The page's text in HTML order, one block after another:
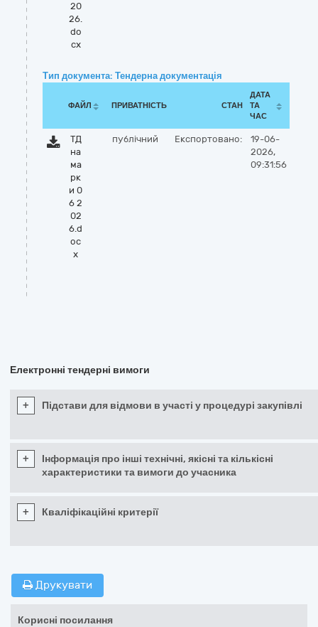
20
26.
do
cx
Тип документа: Тендерна документація
ФАЙЛ ПРИВАТНІСТЬ СТАН
ДАТА
ТА
ЧАС
ТД
на
ма
рк
и 0
6 2
02
6.d
oc
x
публічний Експортовано:
19-06-
2026,
09:31:56
Електронні тендерні вимоги
+ Підстави для відмови в участі у процедурі закупівлі
+
Інформація про інші технічні, якісні та кількісні
характеристики та вимоги до учасника
+ Кваліфікаційні критерії
Друкувати
Корисні посилання